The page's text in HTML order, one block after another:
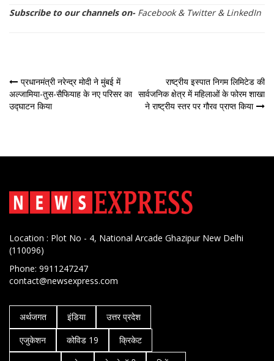
Subscribe to our channels on- Facebook& Twitter& LinkedIn
पोस्ट
नेविगेशन
प्रधानमंत्री नरेन्द्र मोदी ने मुंबई में
अल्जामिया-तुस-सैफियाह के नए परिसर का
उद्घाटन किया
राष्ट्रीय इस्पात निगम लिमिटेड की
सार्वजनिक क्षेत्र में महिलाओं के फोरम शाखा
ने राष्ट्रीय स्तर पर गौरव प्राप्त किया
Location : Plot No - 4, National Arcade Ghazipur New Delhi
(110096)
Phone: 9911247247
contact@newsexpress.com
अर्थजगत इंडिया
उत्तर प्रदेश
एजुकेशन
कोविड 19
क्रिकेट